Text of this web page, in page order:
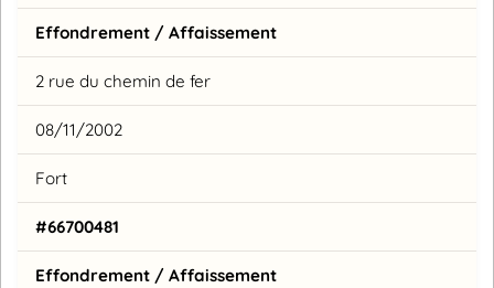
Effondrement / Affaissement
2 rue du chemin de fer
08/11/2002
Fort
#66700481
Effondrement / Affaissement